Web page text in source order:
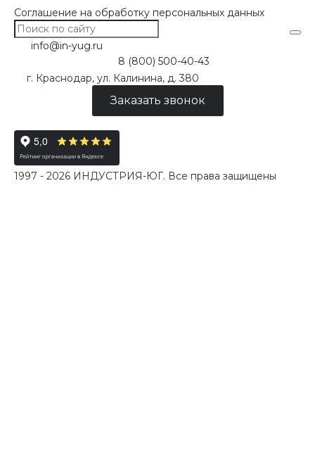
Соглашение на обработку персональных данных
info@in-yug.ru
8 (800) 500-40-43
г. Краснодар, ул. Калинина, д. 380
Заказать звонок
1997 - 2026 ИНДУСТРИЯ-ЮГ. Все права защищены